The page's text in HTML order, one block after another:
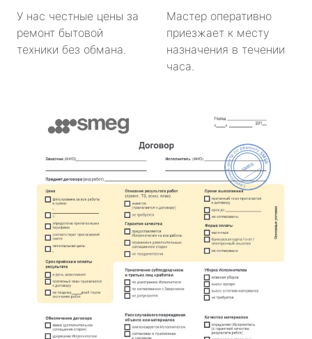
У нас честные цены за
ремонт бытовой
техники без обмана.
Мастер оперативно
приезжает к месту
назначения в течении
часа.